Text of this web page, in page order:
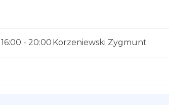
- 20:00 Korzeniewski Zygmunt